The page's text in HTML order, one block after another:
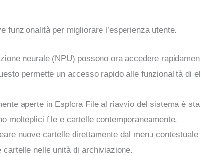
funzionalità per migliorare l’esperienza utente.
neurale (NPU) possono ora accedere
permette un accesso rapido alle funzionalità di
aperte in Esplora File al riavvio del sistema è
molteplici file e cartelle contemporaneamente.
nuove cartelle direttamente dal menu
nelle unità di archiviazione.